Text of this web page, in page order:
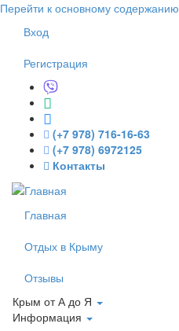
Перейти к основному содержанию
Вход
Регистрация
(+7 978) 716-16-63
(+7 978) 6972125
Контакты
Главная
Отдых в Крыму
Отзывы
Крым от А до Я
Информация